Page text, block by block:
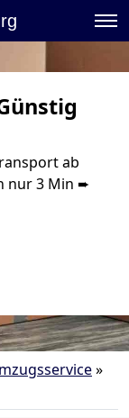
ab
nur 3 Min ➨
»